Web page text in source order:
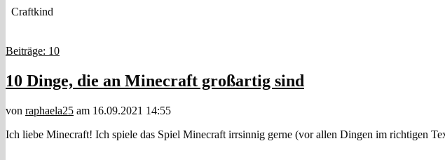
Craftkind
Beiträge: 10
10 Dinge, die an Minecraft großartig sind
von raphaela25 am 16.09.2021 14:55
Ich liebe Minecraft! Ich spiele das Spiel Minecraft irrsinnig gerne (vor allen Dingen im richtigen